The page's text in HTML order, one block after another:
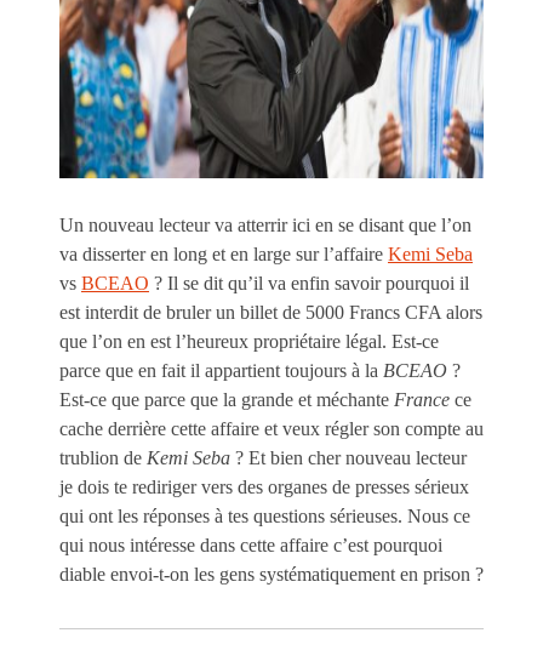
Un nouveau lecteur va atterrir ici en se disant que l’on
va disserter en long et en large sur l’affaire Kemi Seba
vs BCEAO ? Il se dit qu’il va enfin savoir pourquoi il
est interdit de bruler un billet de 5000 Francs CFA alors
que l’on en est l’heureux propriétaire légal. Est-ce
parce que en fait il appartient toujours à la BCEAO ?
Est-ce que parce que la grande et méchante France ce
cache derrière cette affaire et veux régler son compte au
trublion de Kemi Seba ? Et bien cher nouveau lecteur
je dois te rediriger vers des organes de presses sérieux
qui ont les réponses à tes questions sérieuses. Nous ce
qui nous intéresse dans cette affaire c’est pourquoi
diable envoi-t-on les gens systématiquement en prison ?